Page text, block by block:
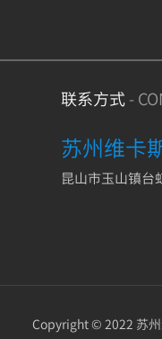
联系方式-
苏州维卡
昆山市玉山镇台
Copyright © 2022 苏